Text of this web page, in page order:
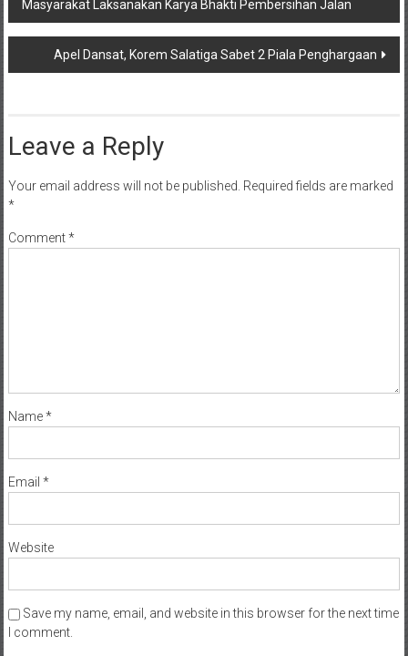
Apel Dansat, Korem Salatiga Sabet 2 Piala Penghargaan
Your email address will not be published.
Comment
I comment.